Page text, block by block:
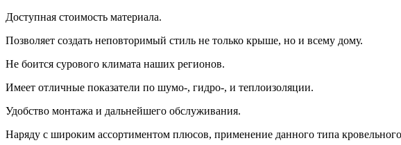
Доступная стоимость материала.
Позволяет создать неповторимый стиль не только крыше, но и всему дому.
Не боится сурового климата наших регионов.
Имеет отличные показатели по шумо-, гидро-, и теплоизоляции.
Удобство монтажа и дальнейшего обслуживания.
Наряду с широким ассортиментом плюсов, применение данного типа